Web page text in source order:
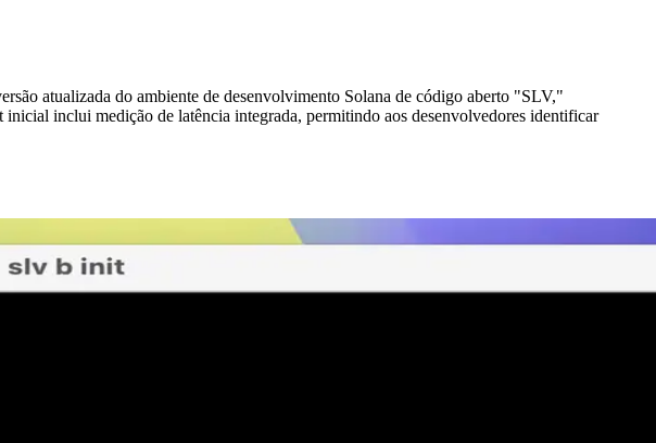
atualizada do ambiente de desenvolvimento Solana de código aberto "SLV,"
inclui medição de latência integrada, permitindo aos desenvolvedores identificar